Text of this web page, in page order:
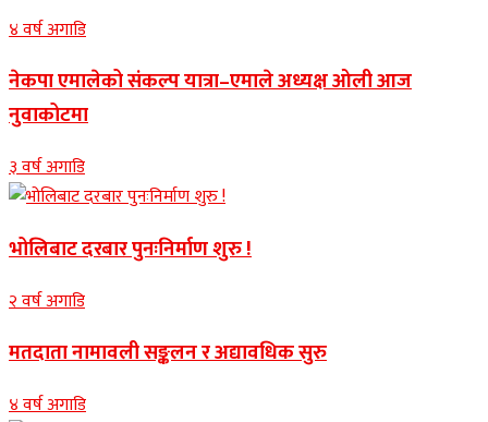
४ वर्ष अगाडि
नेकपा एमालेको संकल्प यात्रा–एमाले अध्यक्ष ओली आज
नुवाकोटमा
३ वर्ष अगाडि
भोलिबाट दरबार पुनःनिर्माण शुरु !
२ वर्ष अगाडि
मतदाता नामावली सङ्कलन र अद्यावधिक सुरु
४ वर्ष अगाडि